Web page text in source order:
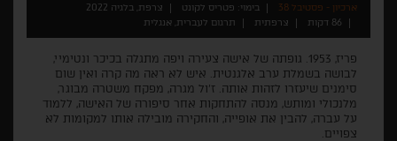
ארכיון - פסטיבל 38 בימוי: פטריס לקונט
צרפת, בלגיה 2022
86 דקות
צרפתית תרגום לעברית, אנגלית
פריז, 1953. גופתה של אישה צעירה ויפה מתגלה בכיכר ונטימיי,
לבושה בשמלת ערב אלגנטית. איש לא ראה מה קרה ואין שום
סימנים שיעזרו לזהות אותה. ז'ול מגרה, מפקח משטרה מבוגר,
מלנכולי ומותש, מנסה להתחקות אחר סיפורה של האישה, ללמוד
על עברה, להבין את אופייה, והחקירה מובילה אותו למקומות לא
צפויים.